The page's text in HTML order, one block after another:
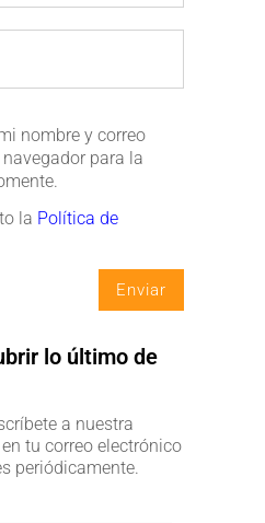
nombre y correo
para la
la Política de
lo último de
a nuestra
tu correo electrónico
periódicamente.